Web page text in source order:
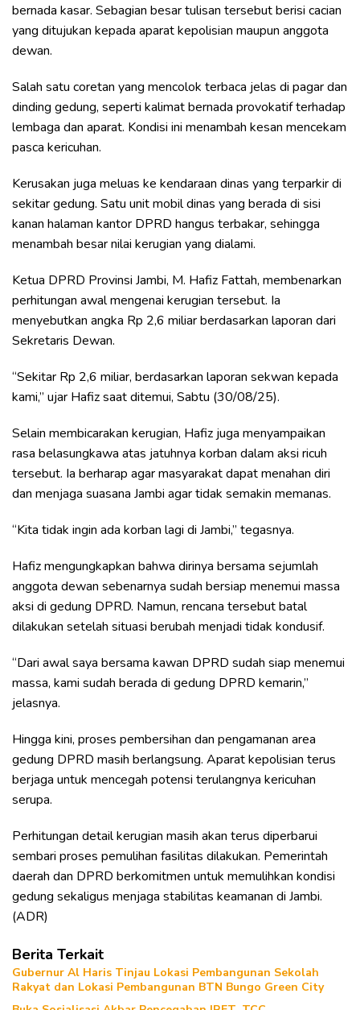
bernada kasar. Sebagian besar tulisan tersebut berisi cacian
yang ditujukan kepada aparat kepolisian maupun anggota
dewan.
Salah satu coretan yang mencolok terbaca jelas di pagar dan
dinding gedung, seperti kalimat bernada provokatif terhadap
lembaga dan aparat. Kondisi ini menambah kesan mencekam
pasca kericuhan.
Kerusakan juga meluas ke kendaraan dinas yang terparkir di
sekitar gedung. Satu unit mobil dinas yang berada di sisi
kanan halaman kantor DPRD hangus terbakar, sehingga
menambah besar nilai kerugian yang dialami.
Ketua DPRD Provinsi Jambi, M. Hafiz Fattah, membenarkan
perhitungan awal mengenai kerugian tersebut. Ia
menyebutkan angka Rp 2,6 miliar berdasarkan laporan dari
Sekretaris Dewan.
“Sekitar Rp 2,6 miliar, berdasarkan laporan sekwan kepada
kami,” ujar Hafiz saat ditemui, Sabtu (30/08/25).
Selain membicarakan kerugian, Hafiz juga menyampaikan
rasa belasungkawa atas jatuhnya korban dalam aksi ricuh
tersebut. Ia berharap agar masyarakat dapat menahan diri
dan menjaga suasana Jambi agar tidak semakin memanas.
“Kita tidak ingin ada korban lagi di Jambi,” tegasnya.
Hafiz mengungkapkan bahwa dirinya bersama sejumlah
anggota dewan sebenarnya sudah bersiap menemui massa
aksi di gedung DPRD. Namun, rencana tersebut batal
dilakukan setelah situasi berubah menjadi tidak kondusif.
“Dari awal saya bersama kawan DPRD sudah siap menemui
massa, kami sudah berada di gedung DPRD kemarin,”
jelasnya.
Hingga kini, proses pembersihan dan pengamanan area
gedung DPRD masih berlangsung. Aparat kepolisian terus
berjaga untuk mencegah potensi terulangnya kericuhan
serupa.
Perhitungan detail kerugian masih akan terus diperbarui
sembari proses pemulihan fasilitas dilakukan. Pemerintah
daerah dan DPRD berkomitmen untuk memulihkan kondisi
gedung sekaligus menjaga stabilitas keamanan di Jambi.
(ADR)
Berita Terkait
Gubernur Al Haris Tinjau Lokasi Pembangunan Sekolah
Rakyat dan Lokasi Pembangunan BTN Bungo Green City